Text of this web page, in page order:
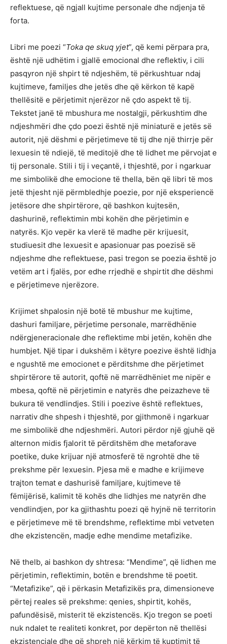
reflektuese, që ngjall kujtime personale dhe ndjenja të
forta.
Libri me poezi “Toka qe skuq yjet”, që kemi përpara pra,
është një udhëtim i gjallë emocional dhe reflektiv, i cili
pasqyron një shpirt të ndjeshëm, të përkushtuar ndaj
kujtimeve, familjes dhe jetës dhe që kërkon të kapë
thellësitë e përjetimit njerëzor në çdo aspekt të tij.
Tekstet janë të mbushura me nostalgji, përkushtim dhe
ndjeshmëri dhe çdo poezi është një miniaturë e jetës së
autorit, një dëshmi e përjetimeve të tij dhe një thirrje për
lexuesin të ndiejë, të meditojë dhe të lidhet me përvojat e
tij personale. Stili i tij i veçantë, i thjeshtë, por i ngarkuar
me simbolikë dhe emocione të thella, bën që libri të mos
jetë thjesht një përmbledhje poezie, por një eksperiencë
jetësore dhe shpirtërore, që bashkon kujtesën,
dashurinë, reflektimin mbi kohën dhe përjetimin e
natyrës. Kjo vepër ka vlerë të madhe për krijuesit,
studiuesit dhe lexuesit e apasionuar pas poezisë së
ndjeshme dhe reflektuese, pasi tregon se poezia është jo
vetëm art i fjalës, por edhe rrjedhë e shpirtit dhe dëshmi
e përjetimeve njerëzore.
Krijimet shpalosin një botë të mbushur me kujtime,
dashuri familjare, përjetime personale, marrëdhënie
ndërgjeneracionale dhe reflektime mbi jetën, kohën dhe
humbjet. Një tipar i dukshëm i këtyre poezive është lidhja
e ngushtë me emocionet e përditshme dhe përjetimet
shpirtërore të autorit, qoftë në marrëdhëniet me nipër e
mbesa, qoftë në përjetimin e natyrës dhe peizazheve të
bukura të vendlindjes. Stili i poezive është reflektues,
narrativ dhe shpesh i thjeshtë, por gjithmonë i ngarkuar
me simbolikë dhe ndjeshmëri. Autori përdor një gjuhë që
alternon midis fjalorit të përditshëm dhe metaforave
poetike, duke krijuar një atmosferë të ngrohtë dhe të
prekshme për lexuesin. Pjesa më e madhe e krijimeve
trajton temat e dashurisë familjare, kujtimeve të
fëmijërisë, kalimit të kohës dhe lidhjes me natyrën dhe
vendlindjen, por ka gjithashtu poezi që hyjnë në territorin
e përjetimeve më të brendshme, reflektime mbi vetveten
dhe ekzistencën, madje edhe mendime metafizike.
Në thelb, ai bashkon dy shtresa: “Mendime”, që lidhen me
përjetimin, reflektimin, botën e brendshme të poetit.
“Metafizike”, që i përkasin Metafizikës pra, dimensioneve
përtej reales së prekshme: qenies, shpirtit, kohës,
pafundësisë, misterit të ekzistencës. Kjo tregon se poeti
nuk ndalet te realiteti konkret, por depërton në thellësi
ekzistenciale dhe që shpreh një kërkim të kuptimit të